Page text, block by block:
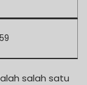
salah satu